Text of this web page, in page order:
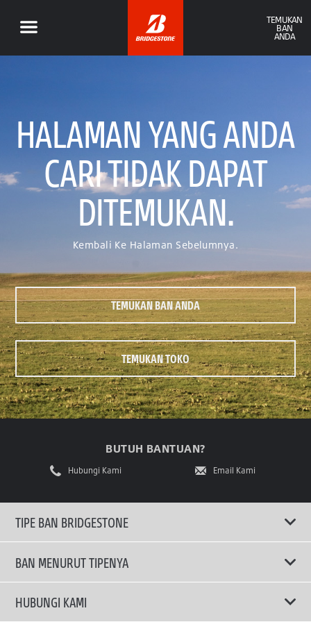
TEMUKAN
BAN
ANDA
HALAMAN YANG ANDA
CARI TIDAK DAPAT
DITEMUKAN.
Kembali Ke Halaman Sebelumnya.
TEMUKAN BAN ANDA
TEMUKAN TOKO
BUTUH BANTUAN?
Hubungi Kami Email Kami
TIPE BAN BRIDGESTONE
BAN MENURUT TIPENYA
Ban ENLITEN
HUBUNGI KAMI